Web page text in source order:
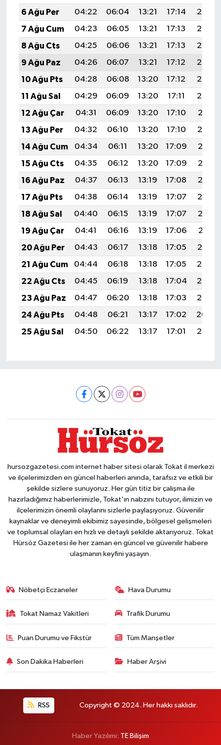
6 Ağu Per
04:22 06:04 13:21 17:14
20:28
7 Ağu Cum
04:23 06:05 13:21 17:13
20:27
8 Ağu Cts
04:25 06:06 13:21 17:13
20:26
9 Ağu Paz
04:26 06:07 13:21 17:12
20:25
10 Ağu Pts
04:28 06:08 13:20 17:12
20:23
11 Ağu Sal
04:29 06:09 13:20 17:11
20:22
12 Ağu Çar
04:31 06:09 13:20 17:10
20:21
13 Ağu Per
04:32 06:10 13:20 17:10
20:19
14 Ağu Cum
04:34 06:11 13:20 17:09
20:18
15 Ağu Cts
04:35 06:12 13:20 17:09
20:17
16 Ağu Paz
04:37 06:13 13:19 17:08
20:15
17 Ağu Pts
04:38 06:14 13:19 17:07
20:14
18 Ağu Sal
04:40 06:15 13:19 17:07
20:12
19 Ağu Çar
04:41 06:16 13:19 17:06
20:11
20 Ağu Per
04:43 06:17 13:18 17:05
20:10
21 Ağu Cum
04:44 06:18 13:18 17:05
20:08
22 Ağu Cts
04:45 06:19 13:18 17:04
20:07
23 Ağu Paz
04:47 06:20 13:18 17:03
20:05
24 Ağu Pts
04:48 06:21 13:17 17:02
20:04
25 Ağu Sal
04:50 06:22 13:17 17:01 20:02
hursozgazetesi.com internet haber sitesi olarak Tokat il merkezi
ve ilçelerimizden en güncel haberleri anında, tarafsız ve etkili bir
şekilde sizlere sunuyoruz. Her gün titiz bir çalışma ile
hazırladığımız haberlerimizle, Tokat'ın nabzını tutuyor, ilimizin ve
ilçelerimizin önemli olaylarını sizlerle paylaşıyoruz. Güvenilir
kaynaklar ve deneyimli ekibimiz sayesinde, bölgesel gelişmeleri
ve toplumsal olayları en hızlı ve detaylı şekilde aktarıyoruz. Tokat
Hürsöz Gazetesi ile her zaman en güncel ve güvenilir habere
ulaşmanın keyfini yaşayın.
Nöbetçi Eczaneler Hava Durumu
Tokat Namaz Vakitleri Trafik Durumu
Puan Durumu ve Fikstür Tüm Manşetler
Son Dakika Haberleri Haber Arşivi
RSS Copyright © 2024. Her hakkı saklıdır.
Haber Yazılımı: TE Bilişim